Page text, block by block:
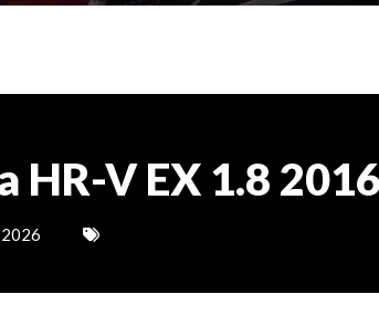
HR-V EX 1.8 2016